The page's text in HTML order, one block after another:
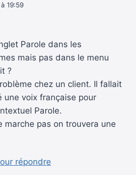
19:59
Parole dans les
mais pas dans le menu
?
chez un client. Il fallait
une voix française pour
Parole.
marche pas on trouvera une
répondre